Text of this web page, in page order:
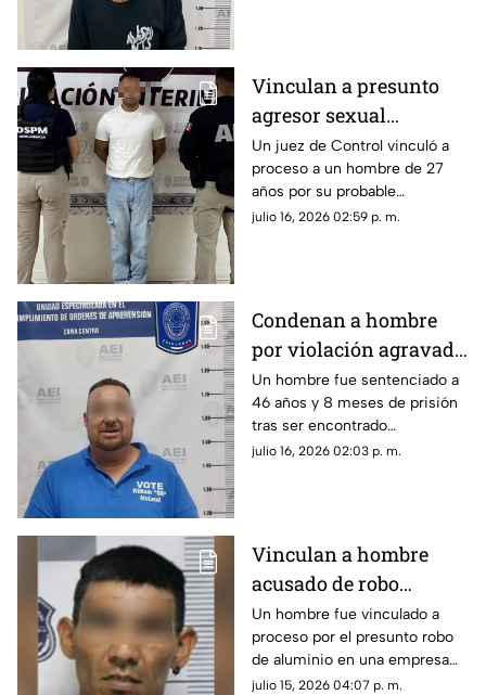
Vinculan a presunto
agresor sexual
investigado por
ataques contra cinco
mujeres en Chihuahua
Un juez de Control vinculó a
proceso a un hombre de 27
años por su probable
participación en diversos
julio 16, 2026 02:59 p. m.
Condenan a hombre
por violación agravada
contra una adolescente
en Chihuahua
Un hombre fue sentenciado a
46 años y 8 meses de prisión
tras ser encontrado
responsable del delito de
julio 16, 2026 02:03 p. m.
Vinculan a hombre
acusado de robo
agravado contra
empresa recicladora en
Chihuahua
Un hombre fue vinculado a
proceso por el presunto robo
de aluminio en una empresa
recicladora de la ciudad de
julio 15, 2026 04:07 p. m.